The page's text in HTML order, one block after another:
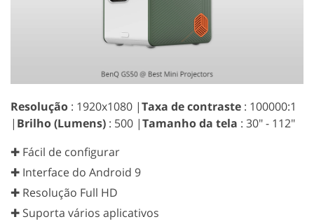
Resolução : 1920x1080 |Taxa de contraste : 100000:1
| Brilho (Lumens) : 500 |Tamanho da tela : 30" - 112"
✚ Fácil de configurar
✚ Interface do Android 9
✚ Resolução Full HD
✚ Suporta vários aplicativos